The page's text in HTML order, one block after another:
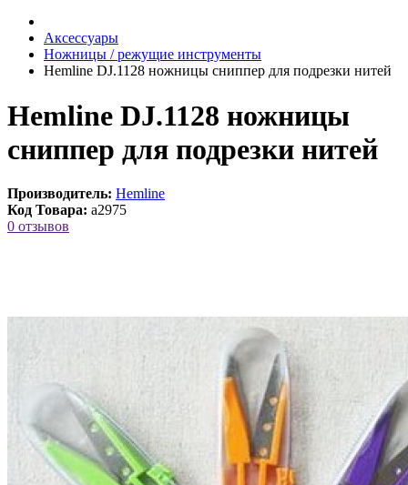
Аксессуары
Ножницы / режущие инструменты
Hemline DJ.1128 ножницы сниппер для подрезки нитей
Hemline DJ.1128 ножницы
сниппер для подрезки нитей
Производитель: Hemline
Код Товара: a2975
0 отзывов